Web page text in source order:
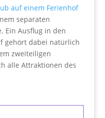
auf einem Ferienhof
separaten
Ein Ausflug in den
gehört dabei natürlich
zweiteiligen
alle Attraktionen des